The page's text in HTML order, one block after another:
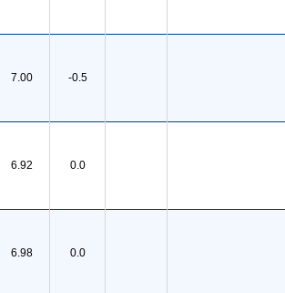
7.00
-0.5
6.92
0.0
6.98
0.0